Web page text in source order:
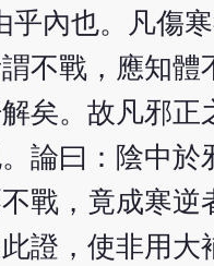
內也。凡傷
不戰，應知體
矣。故凡邪正
論曰：陰中於
戰，竟成寒逆
證，使非用大